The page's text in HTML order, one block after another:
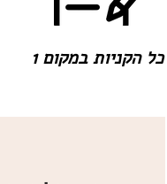
כל הקניות במקום 1